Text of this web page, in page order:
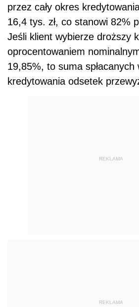
przez cały okres
16,4 tys. zł, co stanowi 82%
Jeśli klient wybierze droższy
oprocentowaniem
19,85%, to suma spłacanych
kredytowania odsetek
REKLAMA
REKLAMA